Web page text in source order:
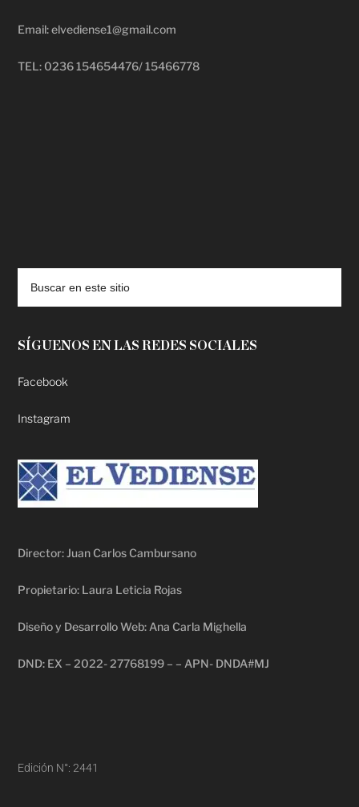
Email: elvediense1@gmail.com
TEL: 0236 154654476/ 15466778
SÍGUENOS EN LAS REDES SOCIALES
Facebook
Instagram
Director: Juan Carlos Cambursano
Propietario: Laura Leticia Rojas
Diseño y Desarrollo Web: Ana Carla Mighella
DND: EX – 2022- 27768199 – – APN- DNDA#MJ
Edición N°: 2441